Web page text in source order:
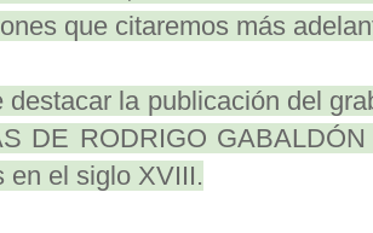
que citaremos más
destacar la publicación del
DE RODRIGO
en el siglo XVIII.